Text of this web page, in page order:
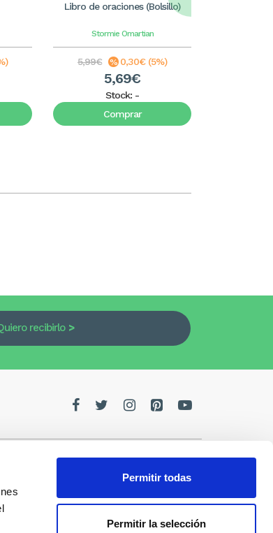
Permitir todas
Permitir la selección
Libro de oraciones (Bolsillo)
Stormie Omartian
5,99€ 0,30€ (5%)
5,69€
Stock: -
Comprar
recibirlo